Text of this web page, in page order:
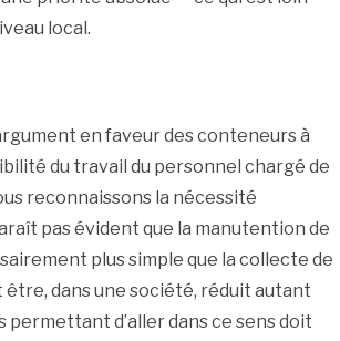
local.
en faveur des conteneurs à
du travail du personnel chargé de
reconnaissons la nécessité
pas évident que la manutention de
plus simple que la collecte de
être, dans une société, réduit autant
permettant d’aller dans ce sens doit